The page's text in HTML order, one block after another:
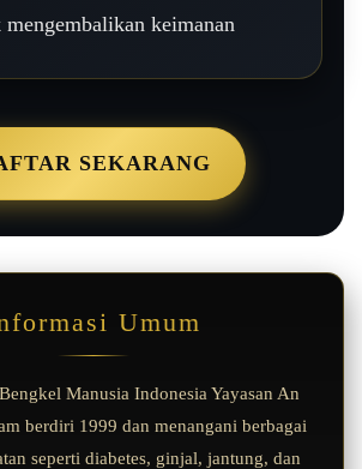
mengembalikan keimanan
SEKARANG
Umum
Manusia Indonesia Yayasan An
berdiri 1999 dan menangani berbagai
seperti diabetes, ginjal, jantung, dan